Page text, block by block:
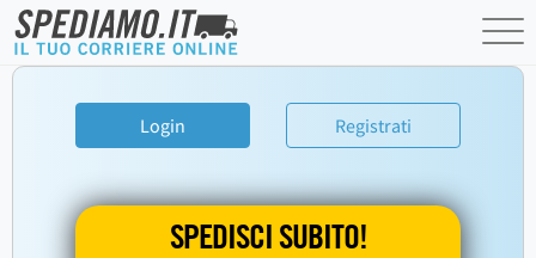
Login Registrati
SPEDISCI SUBITO!